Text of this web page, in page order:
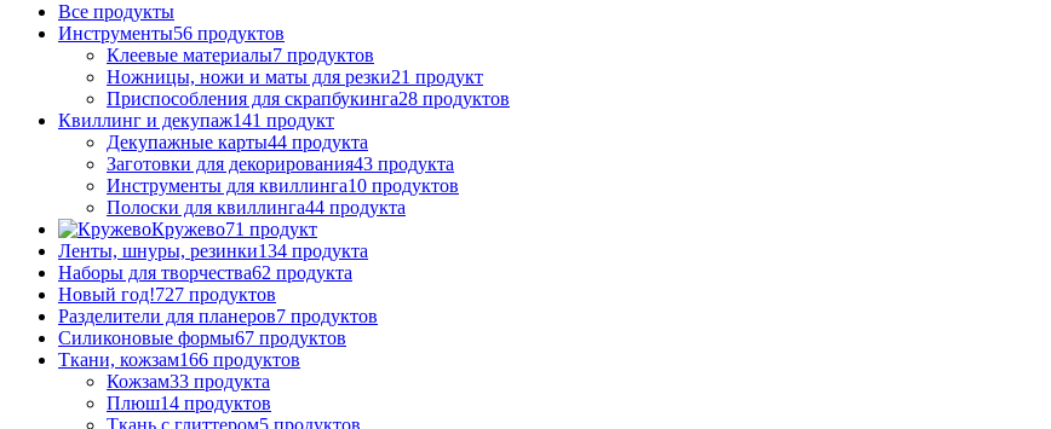
Все продукты
Инструменты56 продуктов
Клеевые материалы7 продуктов
Ножницы, ножи и маты для резки21 продукт
Приспособления для скрапбукинга28 продуктов
Квиллинг и декупаж141 продукт
Декупажные карты44 продукта
Заготовки для декорирования43 продукта
Инструменты для квиллинга10 продуктов
Полоски для квиллинга44 продукта
Кружево71 продукт
Ленты, шнуры, резинки134 продукта
Наборы для творчества62 продукта
Новый год!727 продуктов
Разделители для планеров7 продуктов
Силиконовые формы67 продуктов
Ткани, кожзам166 продуктов
Кожзам33 продукта
Плюш14 продуктов